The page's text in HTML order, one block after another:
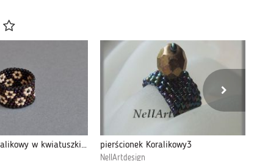
Pierścionek koralikowy w kwiatuszki 3 pierścionek Koralikowy3
NellArtdesign